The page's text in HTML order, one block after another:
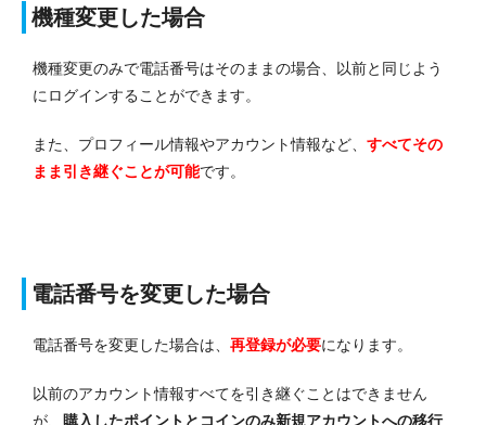
機種変更した場合
機種変更のみで電話番号はそのままの場合、以前と同じよう
にログインすることができます。
また、プロフィール情報やアカウント情報など、 すべてその
まま引き継ぐことが可能です。
電話番号を変更した場合
電話番号を変更した場合は、 再登録が必要になります。
以前のアカウント情報すべてを引き継ぐことはできません
が、 購入したポイントとコインのみ新規アカウントへの移行